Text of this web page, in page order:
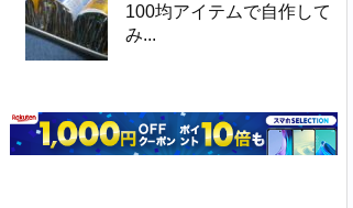
100均アイテムで自作して
み...